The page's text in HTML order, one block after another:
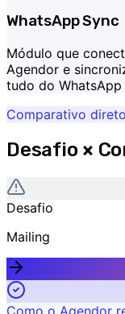
WhatsApp Sync
Módulo que
Agendor e
tudo do
Comparativo direto
Desafio ×
Desafio
Mailing
Como o Agendor